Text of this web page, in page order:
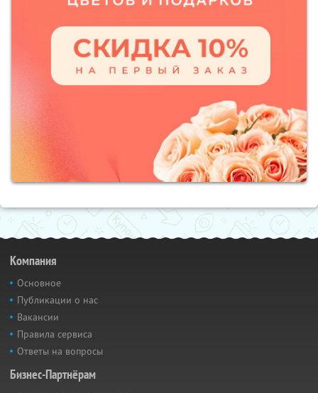
Компания
Основное
Публикации о нас
Вакансии
Правила сервиса
Ответы на вопросы
Бизнес-Партнёрам